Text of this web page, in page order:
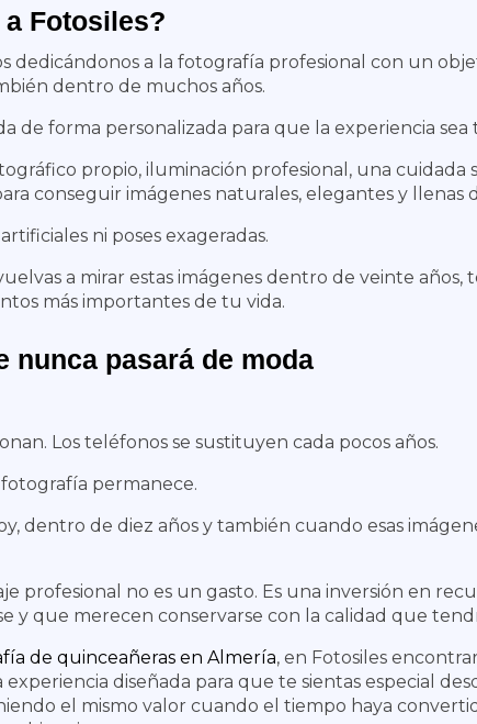
Fotosiles?
dedicándonos a la fotografía profesional con un
dentro de muchos años.
de forma personalizada para que la experiencia
propio, iluminación profesional, una cuidada
conseguir imágenes naturales, elegantes y llenas
ni poses exageradas.
a mirar estas imágenes dentro de veinte años,
más importantes de tu vida.
nunca pasará de moda
Los teléfonos se sustituyen cada pocos años.
permanece.
dentro de diez años y también cuando esas
profesional no es un gasto. Es una inversión en
y que merecen conservarse con la calidad que
de quinceañeras en Almería, en Fotosiles
experiencia diseñada para que te sientas especial
el mismo valor cuando el tiempo haya